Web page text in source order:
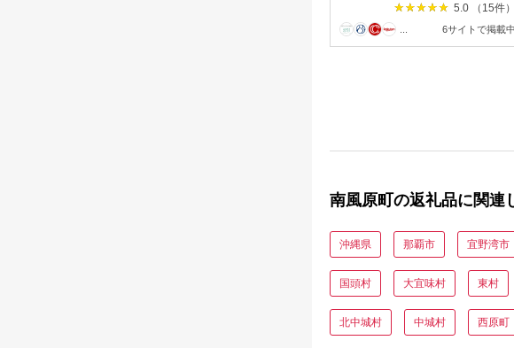
5.0 （15件）
6サイトで掲載中
南風原町の返礼品に関連
沖縄県 那覇市 宜野湾市
国頭村 大宜味村 東村
北中城村 中城村 西原町